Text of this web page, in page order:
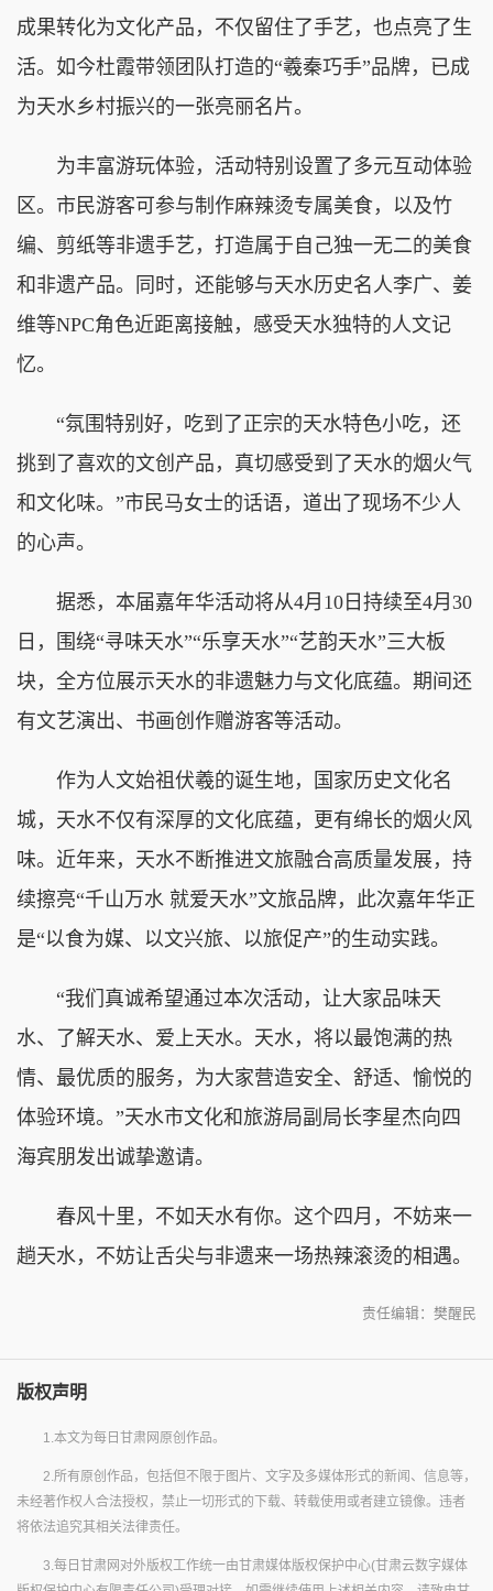
成果转化为文化产品，不仅留住了手艺，也点亮了生
活。如今杜霞带领团队打造的“羲秦巧手”品牌，已成
为天水乡村振兴的一张亮丽名片。
为丰富游玩体验，活动特别设置了多元互动体验
区。市民游客可参与制作麻辣烫专属美食，以及竹
编、剪纸等非遗手艺，打造属于自己独一无二的美食
和非遗产品。同时，还能够与天水历史名人李广、姜
维等NPC角色近距离接触，感受天水独特的人文记
忆。
“氛围特别好，吃到了正宗的天水特色小吃，还
挑到了喜欢的文创产品，真切感受到了天水的烟火气
和文化味。”市民马女士的话语，道出了现场不少人
的心声。
据悉，本届嘉年华活动将从4月10日持续至4月30
日，围绕“寻味天水”“乐享天水”“艺韵天水”三大板
块，全方位展示天水的非遗魅力与文化底蕴。期间还
有文艺演出、书画创作赠游客等活动。
作为人文始祖伏羲的诞生地，国家历史文化名
城，天水不仅有深厚的文化底蕴，更有绵长的烟火风
味。近年来，天水不断推进文旅融合高质量发展，持
续擦亮“千山万水 就爱天水”文旅品牌，此次嘉年华正
是“以食为媒、以文兴旅、以旅促产”的生动实践。
“我们真诚希望通过本次活动，让大家品味天
水、了解天水、爱上天水。天水，将以最饱满的热
情、最优质的服务，为大家营造安全、舒适、愉悦的
体验环境。”天水市文化和旅游局副局长李星杰向四
海宾朋发出诚挚邀请。
春风十里，不如天水有你。这个四月，不妨来一
趟天水，不妨让舌尖与非遗来一场热辣滚烫的相遇。
责任编辑：樊醒民
版权声明
1.本文为每日甘肃网原创作品。
2.所有原创作品，包括但不限于图片、文字及多媒体形式的新闻、信息等，
未经著作权人合法授权，禁止一切形式的下载、转载使用或者建立镜像。违者
将依法追究其相关法律责任。
3.每日甘肃网对外版权工作统一由甘肃媒体版权保护中心(甘肃云数字媒体